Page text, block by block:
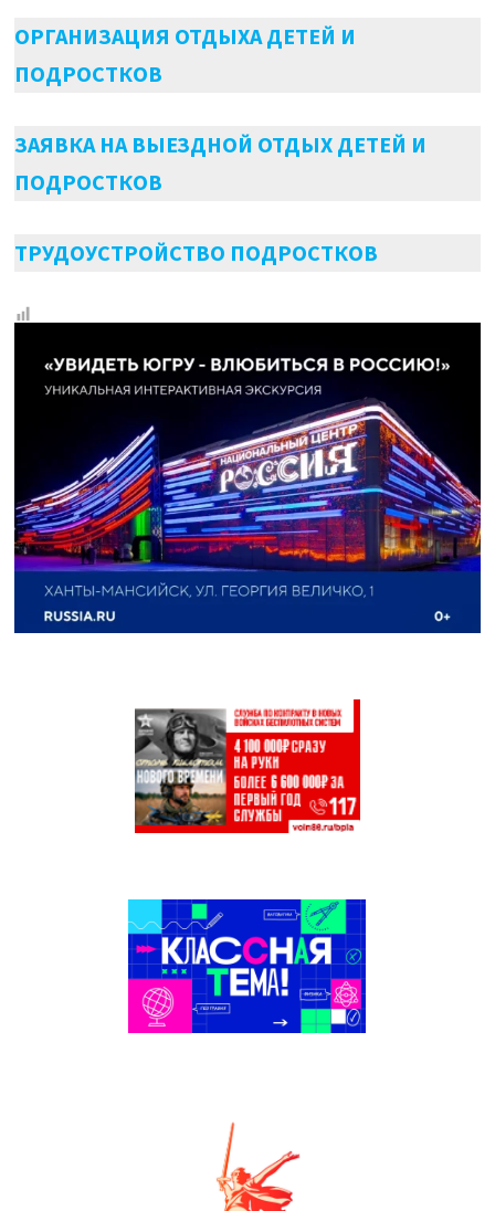
ОРГАНИЗАЦИЯ ОТДЫХА ДЕТЕЙ И
ПОДРОСТКОВ
ЗАЯВКА НА ВЫЕЗДНОЙ ОТДЫХ ДЕТЕЙ И
ПОДРОСТКОВ
ТРУДОУСТРОЙСТВО ПОДРОСТКОВ